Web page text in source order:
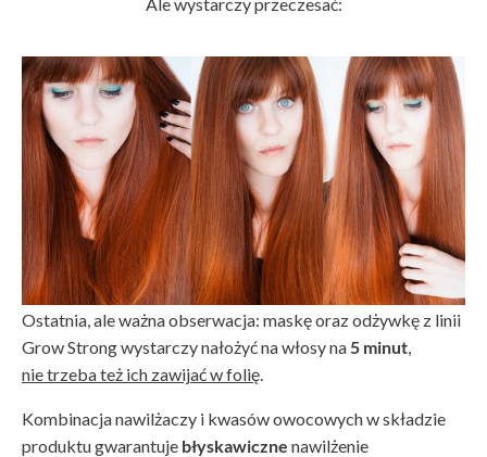
Ostatnia, ale ważna obserwacja: maskę oraz odżywkę z linii
Grow Strong wystarczy nałożyć na włosy na 5 minut
nie trzeba też ich zawijać w folię
Kombinacja nawilżaczy i kwasów owocowych w składzie
produktu gwarantuje błyskawiczne nawilżenie